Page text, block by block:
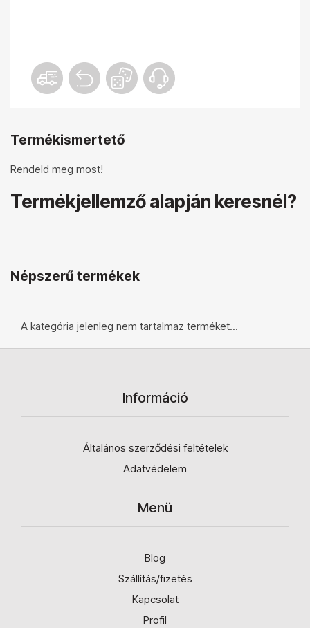
Termékismertető
Rendeld meg most!
Termékjellemző alapján keresnél?
Népszerű termékek
A kategória jelenleg nem tartalmaz terméket...
Információ
Általános szerződési feltételek
Adatvédelem
Menü
Blog
Szállítás/fizetés
Kapcsolat
Profil